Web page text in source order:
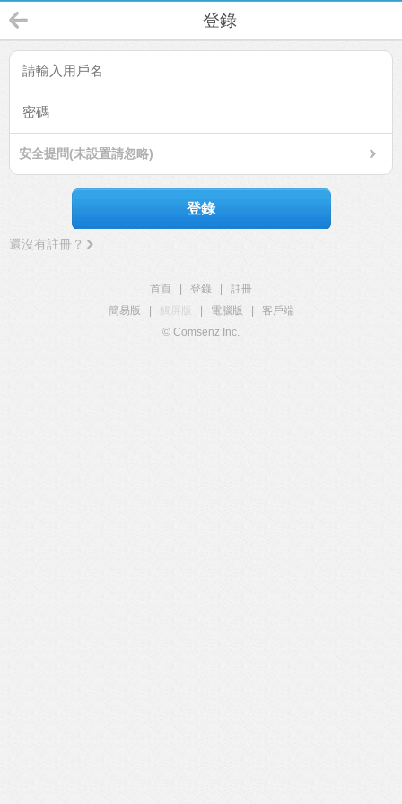
登錄
安全提問(未設置請忽略)
登錄
還沒有註冊？
首頁 登錄
註冊
簡易版
觸屏版 電腦版
客戶端
© Comsenz Inc.